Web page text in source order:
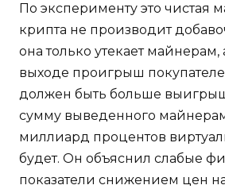
По эксперименту это чистая
крипта не производит
она только утекает майнерам,
выходе проигрыш
должен быть больше
сумму выведенного
миллиард процентов
будет. Он объяснил слабые
показатели снижением цен